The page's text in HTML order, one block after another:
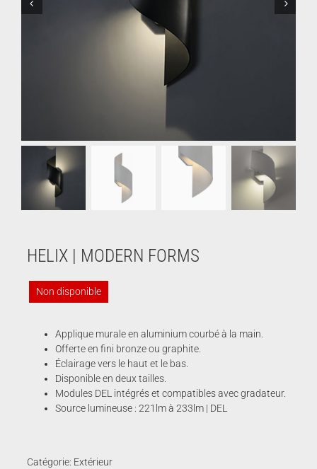
HELIX | MODERN FORMS
Non disponible
Applique murale en aluminium courbé à la main.
Offerte en fini bronze ou graphite.
Éclairage vers le haut et le bas.
Disponible en deux tailles.
Modules DEL intégrés et compatibles avec gradateur.
Source lumineuse : 221lm à 233lm | DEL
Catégorie: Extérieur